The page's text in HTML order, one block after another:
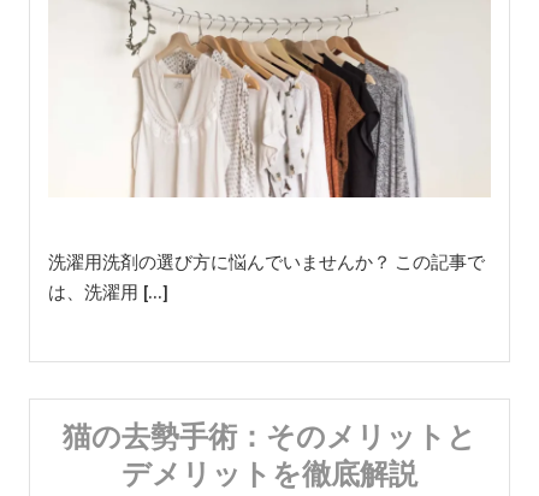
洗濯用洗剤の選び方に悩んでいませんか？ この記事で
は、洗濯用 […]
猫の去勢手術：そのメリットと
デメリットを徹底解説